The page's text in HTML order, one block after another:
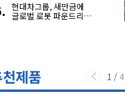
현대차그룹, 새만금에
글로벌 로봇 파운드리
제품 1 / 4